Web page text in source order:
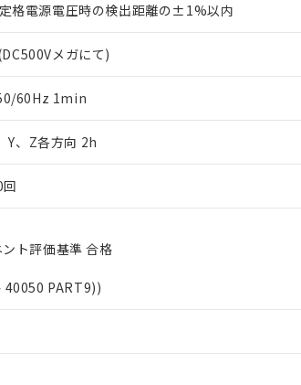
格電源電圧時の検出距離の±1%以内
メガにて)
60Hz 1min
Y、Z各方向 2h
ト評価基準 合格
40050 PART9))
す。
）の非含有証明書
（当社基準）
で非含有を証明するもので、過去に遡って非含
ル酸エステル類４物質の対応では、対応完了
欄に対応日を記載しておりました。